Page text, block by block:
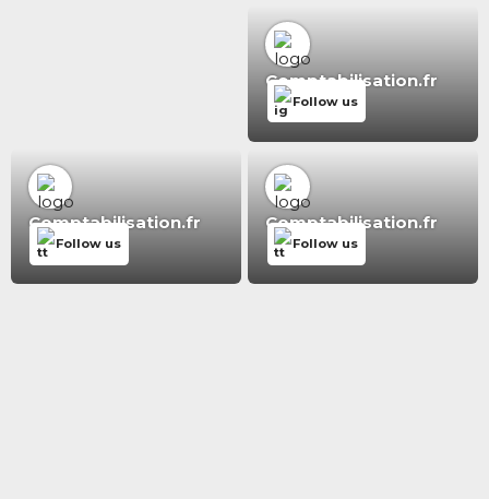
Comptabilisation.fr
Follow us
Comptabilisation.fr
Follow us
Comptabilisation.fr
Follow us